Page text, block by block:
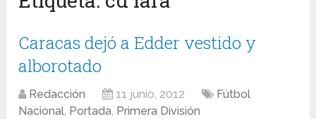
Caracas dejó a Edder vestido y
alborotado
Redacción 11 junio, 2012
Fútbol
Nacional, Portada, Primera División